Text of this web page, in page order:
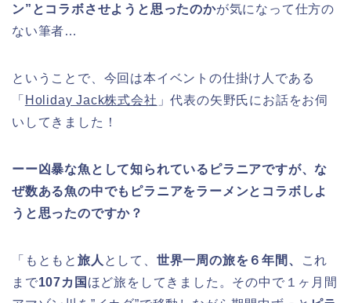
ン”とコラボさせようと思ったのかが気になって仕方の
ない筆者…
ということで、今回は本イベントの仕掛け人である
「 Holiday Jack株式会社 」代表の矢野氏にお話をお伺
いしてきました！
ーー凶暴な魚として知られているピラニアですが、な
ぜ数ある魚の中でもピラニアをラーメンとコラボしよ
うと思ったのですか？
「もともと 旅人 として、 世界一周の旅を６年間、
これ
まで107カ国 ほど旅をしてきました。その中で１ヶ月間